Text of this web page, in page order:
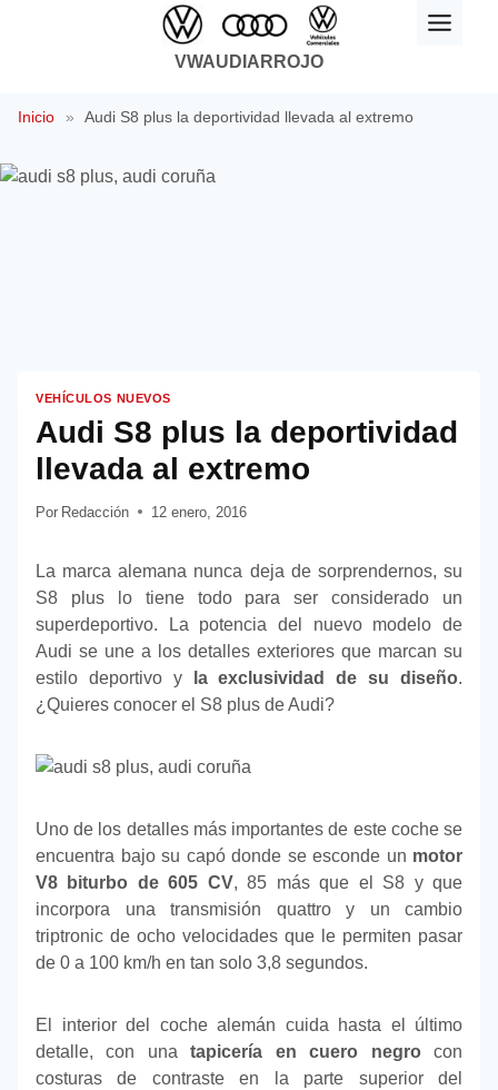
VWAUDIARROJO
Inicio » Audi S8 plus la deportividad llevada al extremo
VEHÍCULOS NUEVOS
Audi S8 plus la deportividad
llevada al extremo
Por Redacción 12 enero, 2016
La marca alemana nunca deja de sorprendernos, su
S8 plus lo tiene todo para ser considerado un
superdeportivo. La potencia del nuevo modelo de
Audi se une a los detalles exteriores que marcan su
estilo deportivo y
la exclusividad de su diseño.
¿Quieres conocer el S8 plus de Audi?
Uno de los detalles más importantes de este coche se
encuentra bajo su capó donde se esconde un motor
V8 biturbo de 605 CV, 85 más que el S8 y que
incorpora una transmisión quattro y un cambio
triptronic de ocho velocidades que le permiten pasar
de 0 a 100 km/h en tan solo 3,8 segundos.
El interior del coche alemán cuida hasta el último
detalle, con unatapicería en cuero negrocon
costuras de contraste en la parte superior del